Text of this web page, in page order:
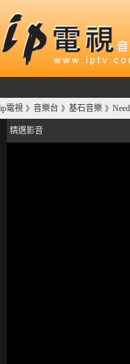
ip電視 》 音樂台 》 基石音樂 》
精選影音